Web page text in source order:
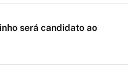
será candidato ao